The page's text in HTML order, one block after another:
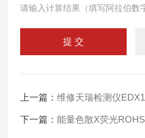
请输入计算结果（填写阿拉伯数
上一篇：维修天瑞检测仪
下一篇：能量色散X荧光